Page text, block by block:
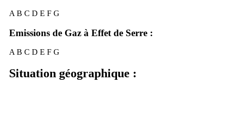
A B C D E F G
Emissions de Gaz à Effet de Serre :
A B C D E F G
Situation géographique :